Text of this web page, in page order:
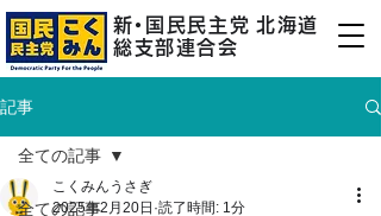
新・ 国民民主 党 北海道
総支部連合会
記事
全ての記事
全ての記事
こくみんうさぎ
2025年2月20日 読了時間: 1分